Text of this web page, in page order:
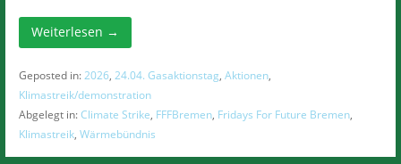
Weiterlesen →
Geposted in:2026, 24.04. Gasaktionstag, Aktionen,
Klimastreik/demonstration
Abgelegt in:Climate Strike, FFFBremen, Fridays For Future Bremen,
Klimastreik, Wärmebündnis